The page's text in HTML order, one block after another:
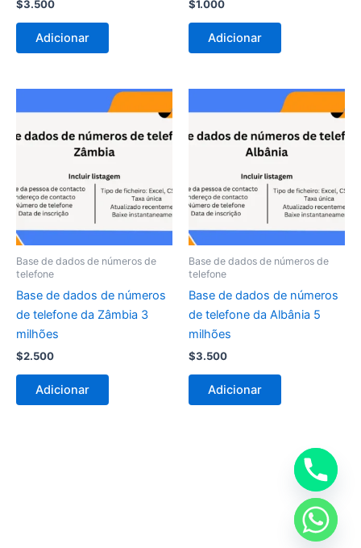
$3.500
Adicionar
$1.000
Adicionar
Base de dados de números de
telefone
Base de dados de números
de telefone da Zâmbia 3
milhões
$2.500
Adicionar
Base de dados de números de
telefone
Base de dados de números
de telefone da Albânia 5
milhões
$3.500
Adicionar